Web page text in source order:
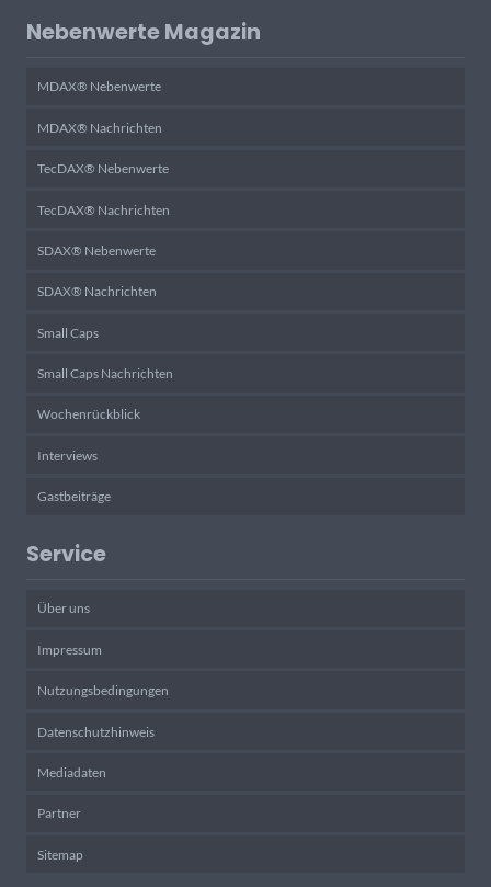
Nebenwerte Magazin
MDAX® Nebenwerte
MDAX® Nachrichten
TecDAX® Nebenwerte
TecDAX® Nachrichten
SDAX® Nebenwerte
SDAX® Nachrichten
Small Caps
Small Caps Nachrichten
Wochenrückblick
Interviews
Gastbeiträge
Service
Über uns
Impressum
Nutzungsbedingungen
Datenschutzhinweis
Mediadaten
Partner
Sitemap